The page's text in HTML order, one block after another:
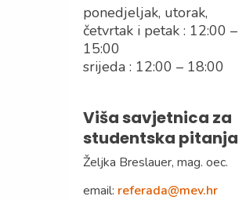
ponedjeljak, utorak,
četvrtak i petak : 12:00 –
15:00
srijeda : 12:00 – 18:00
Viša savjetnica za
studentska pitanja
Željka Breslauer, mag. oec.
email: referada@mev.hr